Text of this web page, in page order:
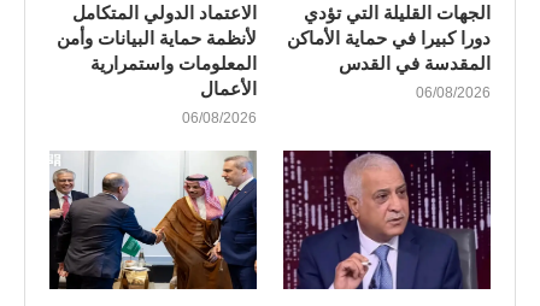
الجهات القليلة التي تؤدي
دورا كبيرا في حماية الأماكن
المقدسة في القدس
06/08/2026
الاعتماد الدولي المتكامل
لأنظمة حماية البيانات وأمن
المعلومات واستمرارية
الأعمال
06/08/2026